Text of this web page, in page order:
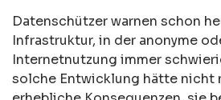
Datenschützer warnen schon
Infrastruktur, in der anonyme
Internetnutzung immer
solche Entwicklung hätte nicht